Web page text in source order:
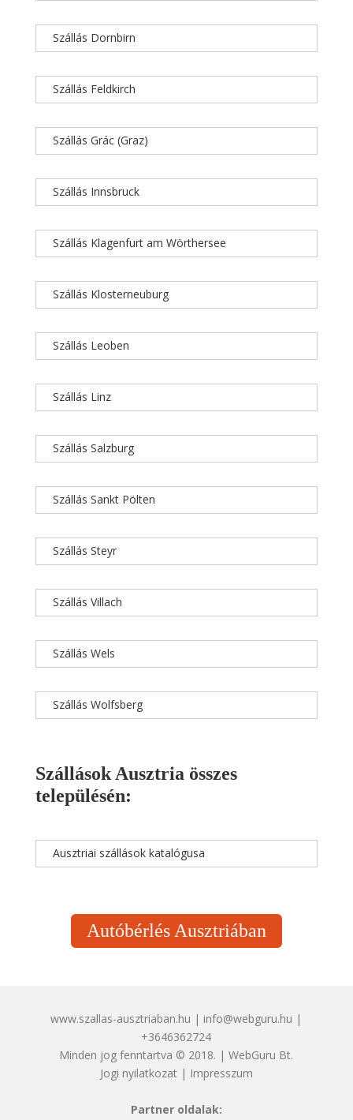
Szállás Dornbirn
Szállás Feldkirch
Szállás Grác (Graz)
Szállás Innsbruck
Szállás Klagenfurt am Wörthersee
Szállás Klosterneuburg
Szállás Leoben
Szállás Linz
Szállás Salzburg
Szállás Sankt Pölten
Szállás Steyr
Szállás Villach
Szállás Wels
Szállás Wolfsberg
Szállások Ausztria összes
településén:
Ausztriai szállások katalógusa
Autóbérlés Ausztriában
www.szallas-ausztriaban.hu | info@webguru.hu |
+3646362724
Minden jog fenntartva © 2018. | WebGuru Bt.
Jogi nyilatkozat| Impresszum
Partner oldalak: